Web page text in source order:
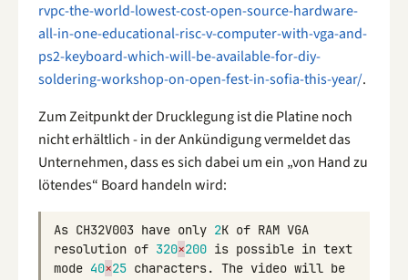
rvpc-the-world-lowest-cost-open-source-hardware-
all-in-one-educational-risc-v-computer-with-vga-and-
ps2-keyboard-which-will-be-available-for-diy-
soldering-workshop-on-open-fest-in-sofia-this-year/.
Zum Zeitpunkt der Drucklegung ist die Platine noch
nicht erhältlich - in der Ankündigung vermeldet das
Unternehmen, dass es sich dabei um ein „von Hand zu
lötendes“ Board handeln wird:
As CH32V003 have only 2K of RAM VGA
resolution of 320×200 is possible in text
mode 40×25 characters. The video will be